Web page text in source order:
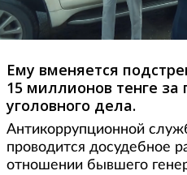
Ему вменяется
15 миллионов тенге
уголовного дела.
Антикоррупционной
проводится досудебное
отношении бывшего